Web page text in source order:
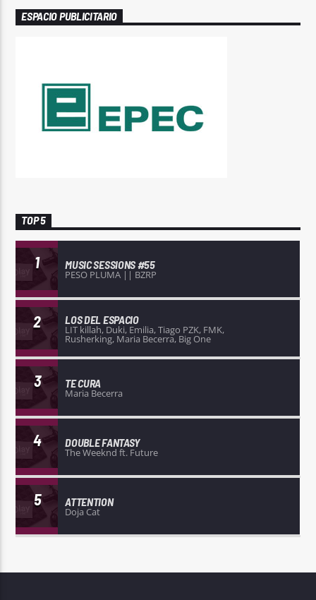
ESPACIO PUBLICITARIO
TOP 5
1 MUSIC SESSIONS #55
PESO PLUMA || BZRP
2 LOS DEL ESPACIO
LIT killah, Duki, Emilia, Tiago PZK, FMK,
Rusherking, Maria Becerra, Big One
3 TE CURA
Maria Becerra
4 DOUBLE FANTASY
The Weeknd ft. Future
5 ATTENTION
Doja Cat